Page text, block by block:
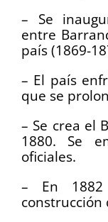
– Se
entre
país (1869-
– El país
que se
– Se crea el
1880. Se
oficiales.
– En
construcción